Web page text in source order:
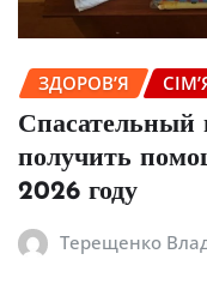
ЗДОРОВ’Я
Спасательный
получить
2026 году
Терещенко